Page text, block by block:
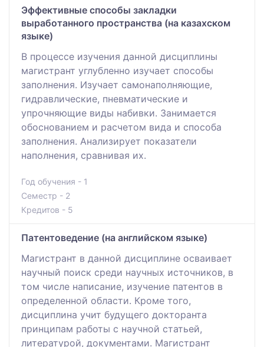
Эффективные способы закладки
выработанного пространства (на казахском
языке)
В процессе изучения данной дисциплины
магистрант углубленно изучает способы
заполнения. Изучает самонаполняющие,
гидравлические, пневматические и
упрочняющие виды набивки. Занимается
обоснованием и расчетом вида и способа
заполнения. Анализирует показатели
наполнения, сравнивая их.
Год обучения - 1
Семестр - 2
Кредитов - 5
Патентоведение (на английском языке)
Магистрант в данной дисциплине осваивает
научный поиск среди научных источников, в
том числе написание, изучение патентов в
определенной области. Кроме того,
дисциплина учит будущего докторанта
принципам работы с научной статьей,
литературой, документами. Магистрант